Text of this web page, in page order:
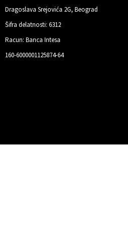
Dragoslava Srejovića 2G, Beograd
Šifra delatnosti: 6312
Racun: Banca Intesa
160-6000001125874-64